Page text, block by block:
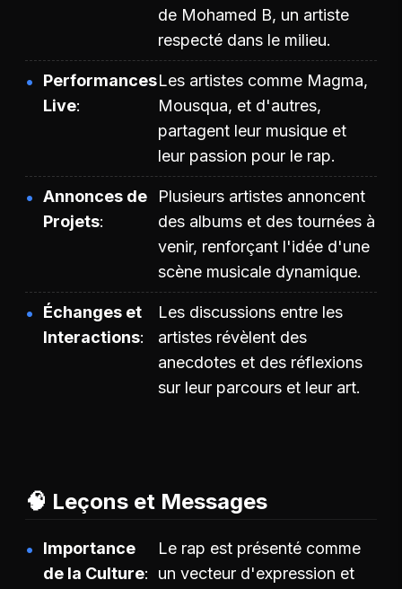
de Mohamed B, un artiste
respecté dans le milieu.
Performances
Live
Les artistes comme Magma,
Mousqua, et d'autres,
partagent leur musique et
leur passion pour le rap.
Annonces de
Projets
Plusieurs artistes annoncent
des albums et des tournées à
venir, renforçant l'idée d'une
scène musicale dynamique.
Échanges et
Interactions
Les discussions entre les
artistes révèlent des
anecdotes et des réflexions
sur leur parcours et leur art.
🧠 Leçons et Messages
Importance
de la Culture
Le rap est présenté comme
un vecteur d'expression et